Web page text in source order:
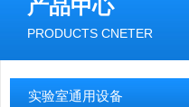
产品中心
PRODUCTS CNETER
实验室通用设备